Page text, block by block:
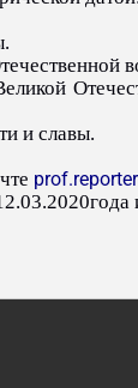
и славы.